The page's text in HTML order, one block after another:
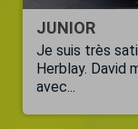
JUNIOR
Je suis très
Herblay. David
avec...